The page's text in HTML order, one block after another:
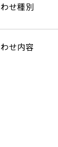
せ種別
せ内容